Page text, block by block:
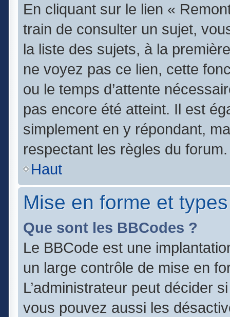
En cliquant sur le lien «
train de consulter un sujet,
la liste des sujets, à la
ne voyez pas ce lien, cette
ou le temps d’attente
pas encore été atteint. Il est
simplement en y répondant,
respectant les règles du forum.
Haut
Mise en forme et
Que sont les BBCodes ?
Le BBCode est une
un large contrôle de mise en
L’administrateur peut décider
vous pouvez aussi les